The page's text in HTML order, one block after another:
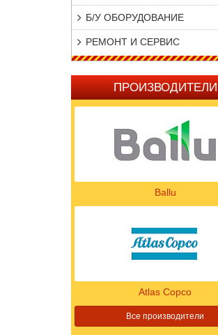
Б/У ОБОРУДОВАНИЕ
РЕМОНТ И СЕРВИС
ПРОИЗВОДИТЕЛИ
Ballu
Atlas Copco
Все производители